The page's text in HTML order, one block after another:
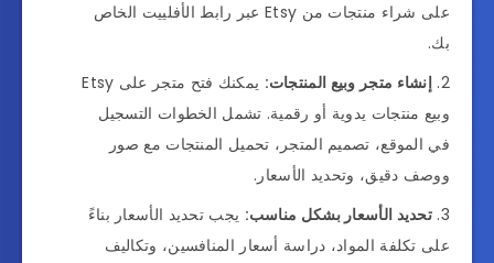
على شراء منتجات من Etsy عبر رابط الأفلييت الخاص
بك.
إنشاء متجر وبيع المنتجات:
يمكنك فتح متجر على Etsy
وبيع منتجات يدوية أو رقمية. تشمل الخطوات التسجيل
في الموقع، تصميم المتجر، تحميل المنتجات مع صور
ووصف دقيق، وتحديد الأسعار.
تحديد الأسعار بشكل مناسب: يجب تحديد الأسعار بناءً
على تكلفة المواد، دراسة أسعار المنافسين، وتكاليف